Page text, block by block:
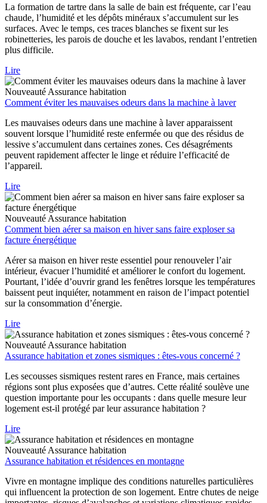
La formation de tartre dans la salle de bain est fréquente, car l’eau
chaude, l’humidité et les dépôts minéraux s’accumulent sur les
surfaces. Avec le temps, ces traces blanches se fixent sur les
robinetteries, les parois de douche et les lavabos, rendant l’entretien
plus difficile.
Lire
Nouveauté Assurance habitation
Comment éviter les mauvaises odeurs dans la machine à laver
Les mauvaises odeurs dans une machine à laver apparaissent
souvent lorsque l’humidité reste enfermée ou que des résidus de
lessive s’accumulent dans certaines zones. Ces désagréments
peuvent rapidement affecter le linge et réduire l’efficacité de
l’appareil.
Lire
Nouveauté Assurance habitation
Comment bien aérer sa maison en hiver sans faire exploser sa
facture énergétique
Aérer sa maison en hiver reste essentiel pour renouveler l’air
intérieur, évacuer l’humidité et améliorer le confort du logement.
Pourtant, l’idée d’ouvrir grand les fenêtres lorsque les températures
baissent peut inquiéter, notamment en raison de l’impact potentiel
sur la consommation d’énergie.
Lire
Nouveauté Assurance habitation
Assurance habitation et zones sismiques : êtes-vous concerné ?
Les secousses sismiques restent rares en France, mais certaines
régions sont plus exposées que d’autres. Cette réalité soulève une
question importante pour les occupants : dans quelle mesure leur
logement est-il protégé par leur assurance habitation ?
Lire
Nouveauté Assurance habitation
Assurance habitation et résidences en montagne
Vivre en montagne implique des conditions naturelles particulières
qui influencent la protection de son logement. Entre chutes de neige